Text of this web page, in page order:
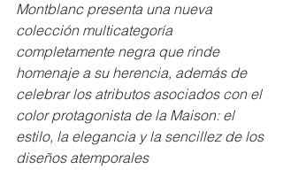
Montblanc presenta una nueva
colección multicategoría
completamente negra que rinde
homenaje a su herencia, además de
celebrar los atributos asociados con el
color protagonista de la Maison: el
estilo, la elegancia y la sencillez de los
diseños atemporales